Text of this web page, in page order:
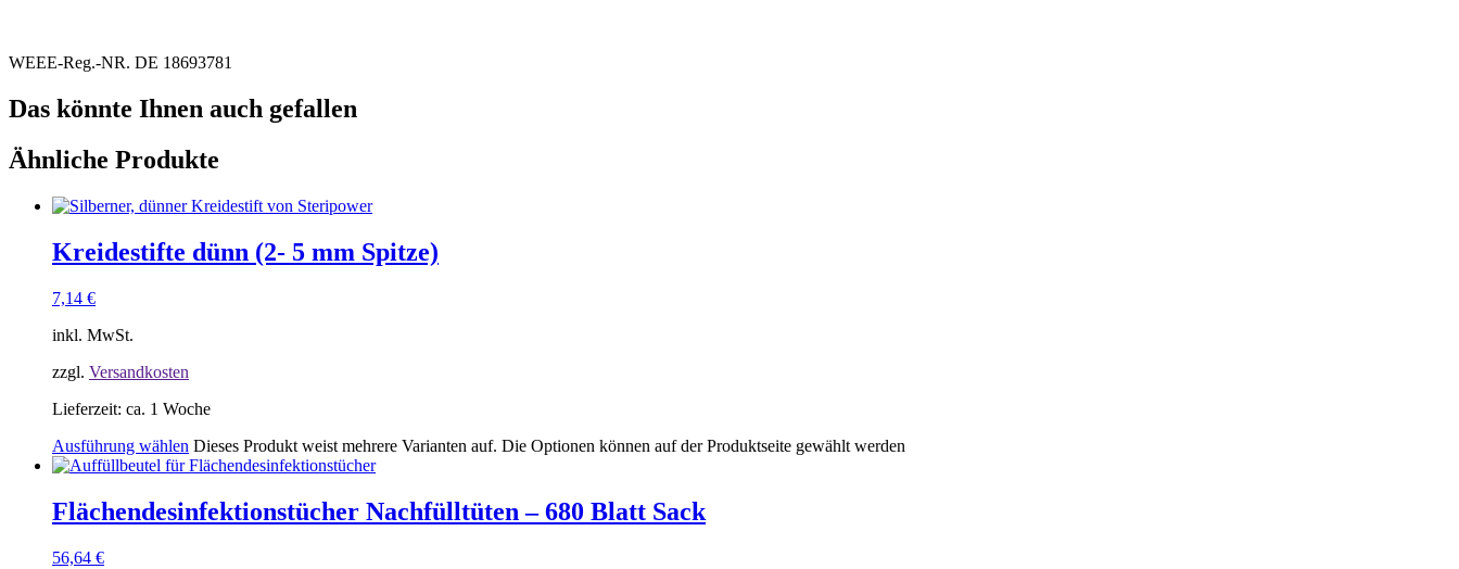
WEEE-Reg.-NR. DE 18693781
Das könnte Ihnen auch gefallen
Ähnliche Produkte
Kreidestifte dünn (2- 5 mm Spitze)
7,14 €
inkl. MwSt.
zzgl. Versandkosten
Lieferzeit: ca. 1 Woche
Ausführung wählen Dieses Produkt weist mehrere Varianten auf. Die Optionen können auf der Produktseite gewählt werden
Flächendesinfektionstücher Nachfülltüten – 680 Blatt Sack
56,64 €